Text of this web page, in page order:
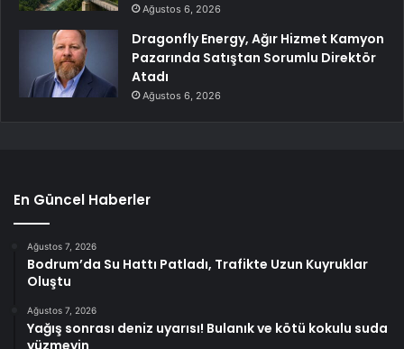
Ağustos 6, 2026
Dragonfly Energy, Ağır Hizmet Kamyon
Pazarında Satıştan Sorumlu Direktör
Atadı
Ağustos 6, 2026
En Güncel Haberler
Ağustos 7, 2026
Bodrum’da Su Hattı Patladı, Trafikte Uzun Kuyruklar
Oluştu
Ağustos 7, 2026
Yağış sonrası deniz uyarısı! Bulanık ve kötü kokulu suda
yüzmeyin